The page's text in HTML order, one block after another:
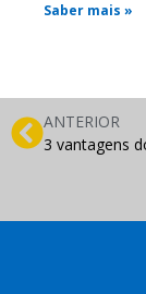
Saber mais »
ANTERIOR